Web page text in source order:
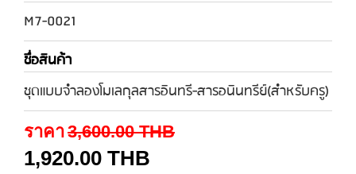
M7-0021
ชื่อสินค้า
ชุดแบบจำลองโมเลกุลสารอินทรี-สารอนินทรีย์(สำหรับครู)
ราคา3,600.00 THB
1,920.00 THB